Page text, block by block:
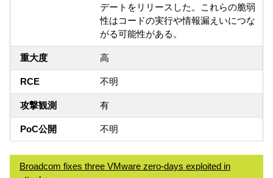
デートをリリースした。これらの脆弱
性はコードの実行や情報漏えいにつな
がる可能性がある。
重大度 高
RCE 不明
攻撃観測 有
PoC公開 不明
Broadcom fixes three VMware zero-days exploited in